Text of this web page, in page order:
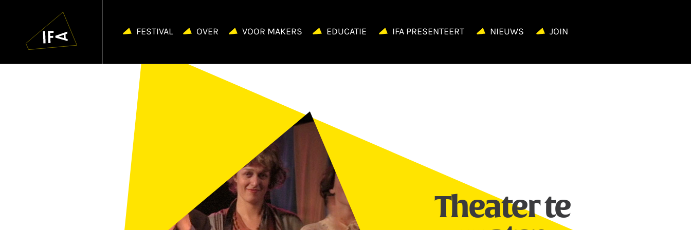
Navigatie
overslaan
FESTIVAL OVER VOOR MAKERS EDUCATIE IFA PRESENTEERT NIEUWS JOIN
Theater te